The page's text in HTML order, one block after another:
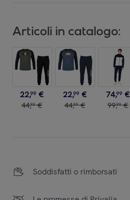
Articoli in catalogo:
22,99 €
44,99 €
22,99 €
44,99 €
74,99 €
99,99 €
Soddisfatti o rimborsati